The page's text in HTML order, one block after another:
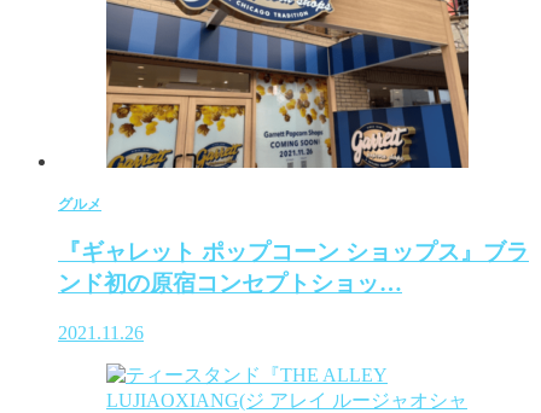
グルメ
『ギャレット ポップコーン ショップス』ブラ
ンド初の原宿コンセプトショッ…
2021.11.26